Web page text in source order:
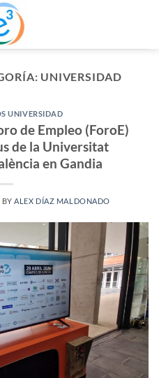
UNIVERSIDAD
UNIVERSIDAD
de Empleo (ForoE)
de la Universitat
en Gandia
BY ALEX DÍAZ MALDONADO